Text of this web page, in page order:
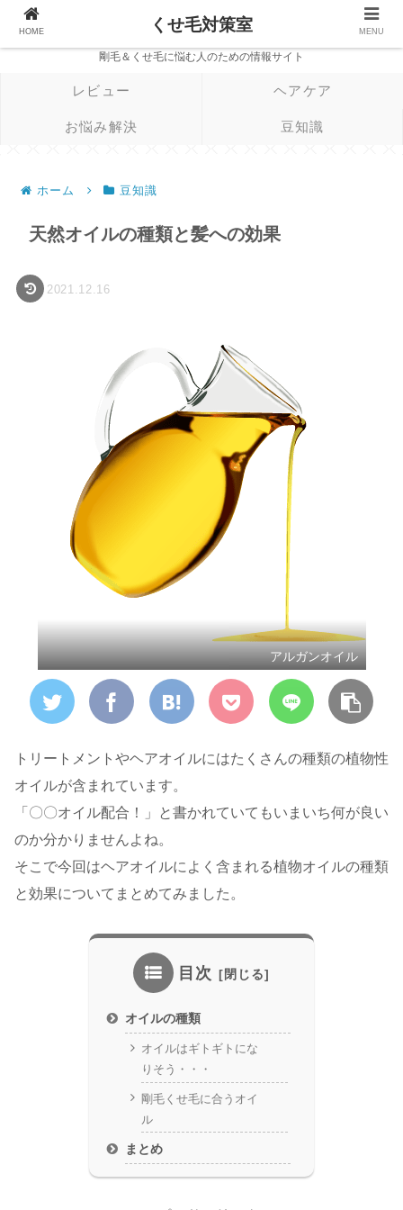
剛毛＆くせ毛に悩む人のための情報サイト
レビュー ヘアケア
お悩み解決 豆知識
ホーム 豆知識
天然オイルの種類と髪への効果
2021.12.16
アルガンオイル
トリートメントやヘアオイルにはたくさんの種類の植物性
オイルが含まれています。
「〇〇オイル配合！」と書かれていてもいまいち何が良い
のか分かりませんよね。
そこで今回はヘアオイルによく含まれる植物オイルの種類
と効果についてまとめてみました。
目次
オイルの種類
オイルはギトギトにな
りそう・・・
剛毛くせ毛に合うオイ
ル
まとめ
HOME くせ毛対策室 MENU